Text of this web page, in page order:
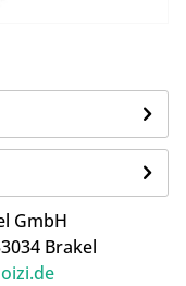
GmbH
Brakel